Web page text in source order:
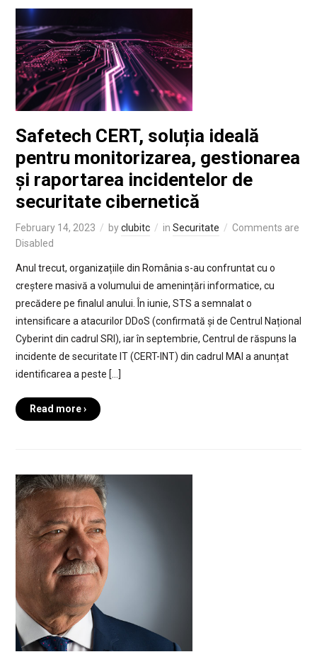
Safetech CERT, soluția ideală
pentru monitorizarea, gestionarea
și raportarea incidentelor de
securitate cibernetică
February 14, 2023 byclubitc in Securitate
Comments are
Disabled
Anul trecut, organizațiile din România s-au confruntat cu o
creștere masivă a volumului de amenințări informatice, cu
precădere pe finalul anului. În iunie, STS a semnalat o
intensificare a atacurilor DDoS (confirmată și de Centrul Național
Cyberint din cadrul SRI), iar în septembrie, Centrul de răspuns la
incidente de securitate IT (CERT-INT) din cadrul MAI a anunțat
identificarea a peste […]
Read more ›